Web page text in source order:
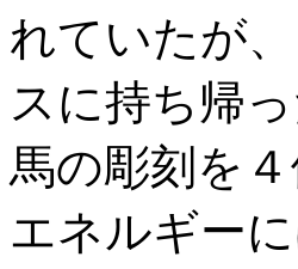
れていたが
スに持ち帰
馬の彫刻を
エネルギー